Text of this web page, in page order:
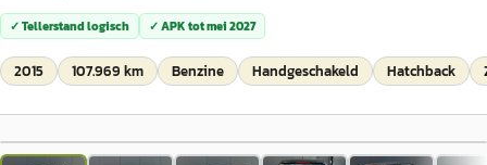
✓ Tellerstand logisch ✓ APK totmei 2027
2015 107.969 km Benzine Handgeschakeld Hatchback
1/19